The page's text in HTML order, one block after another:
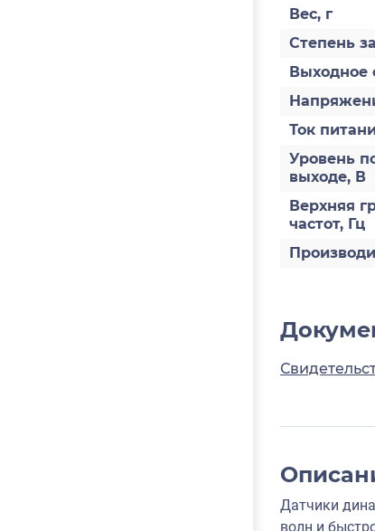
Вес, г
Степень
Выходное
Ток
Уровень
выходе, В
Верхняя
частот, Гц
Датчики
волн и